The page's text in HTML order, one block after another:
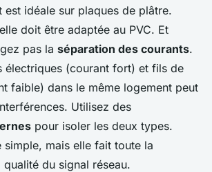
est idéale sur plaques de plâtre.
doit être adaptée au PVC. Et
pas la séparation des courants.
électriques (courant fort) et fils de
faible) dans le même logement peut
Utilisez des
pour isoler les deux types.
simple, mais elle fait toute la
du signal réseau.